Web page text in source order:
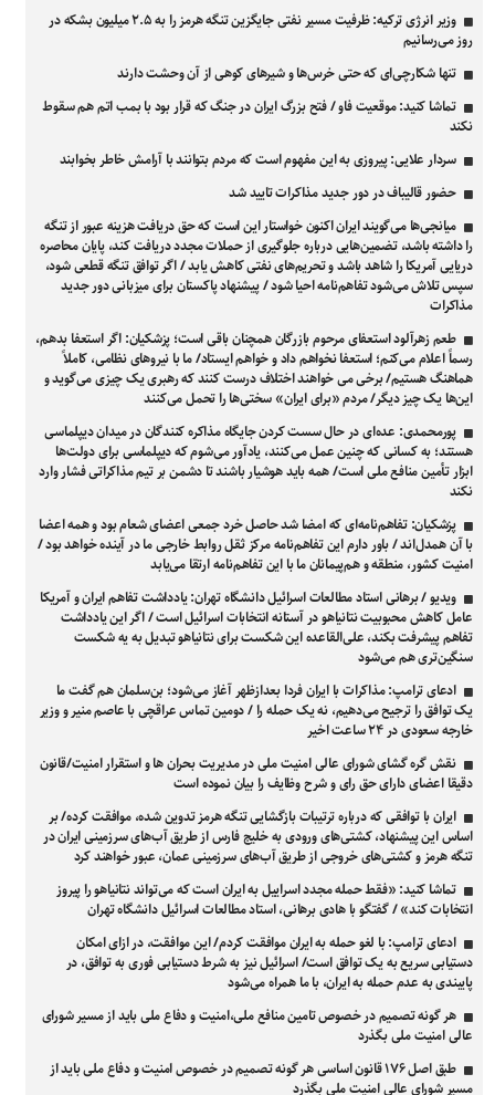
وزیر انرژی ترکیه: ظرفیت مسیر نفتی جایگزین تنگه هرمز را به ۲.۵ میلیون بشکه در
روز می‌رسانیم
تنها شکارچی‌ای که حتی خرس‌ها و شیرهای کوهی از آن وحشت دارند
تماشا کنید: موقعیت فاو / فتح بزرگ ایران در جنگ که قرار بود با بمب اتم هم سقوط
نکند
سردار علایی: پیروزی به این مفهوم است که مردم بتوانند با آرامش خاطر بخوابند
حضور قالیباف در دور جدید مذاکرات تایید شد
میانجی‌ها می‌گویند ایران اکنون خواستار این است که حق دریافت هزینه عبور از تنگه
را داشته باشد، تضمین‌هایی درباره جلوگیری از حملات مجدد دریافت کند، پایان محاصره
دریایی آمریکا را شاهد باشد و تحریم‌های نفتی کاهش یابد / اگر توافق تنگه قطعی شود،
سپس تلاش می‌شود تفاهم‌نامه احیا شود / پیشنهاد پاکستان برای میزبانی دور جدید
مذاکرات
طعم زهرآلود استعفای مرحوم بازرگان همچنان باقی است؛ پزشکیان: اگر استعفا بدهم،
رسماً اعلام می‌کنم؛ استعفا نخواهم داد و خواهم ایستاد/ ما با نیروهای نظامی، کاملاً
هماهنگ هستیم/ برخی می خواهند اختلاف درست کنند که رهبری یک چیزی می‌گوید و
این‌ها یک چیز دیگر/ مردم «برای ایران» سختی‌ها را تحمل می‌کنند
پورمحمدی: عده‌ای در حال سست کردن جایگاه مذاکره کنندگان در میدان دیپلماسی
هستند؛ به کسانی که چنین عمل می‌کنند، یادآور می‌شوم که دیپلماسی برای دولت‌ها
ابزار تأمین منافع ملی است/ همه باید هوشیار باشند تا دشمن بر تیم مذاکراتی فشار وارد
نکند
پزشکیان: تفاهم‌نامه‌ای که امضا شد حاصل خرد جمعی اعضای شعام بود و همه اعضا
با آن همدل‌اند / باور دارم این تفاهم‌نامه مرکز ثقل روابط خارجی ما در آینده خواهد بود /
امنیت کشور، منطقه و هم‌پیمانان ما با این تفاهم‌نامه ارتقا می‌یابد
ویدیو / برهانی استاد مطالعات اسرائیل دانشگاه تهران: یادداشت تفاهم ایران و آمریکا
عامل کاهش محبوبیت نتانیاهو در آستانه انتخابات اسرائیل است / اگر این یادداشت
تفاهم پیشرفت بکند، علی‌القاعده این شکست برای نتانیاهو تبدیل به یه شکست
سنگین‌تری هم می‌شود
ادعای ترامپ: مذاکرات با ایران فردا بعدازظهر آغاز می‌شود؛ بن‌سلمان هم گفت ما
یک توافق را ترجیح می‌دهیم، نه یک حمله را / دومین تماس عراقچی با عاصم منیر و وزیر
خارجه سعودی در ۲۴ ساعت اخیر
نقش گره گشای شورای عالی امنیت ملی در مدیریت بحران ها و استقرار امنیت/قانون
دقیقا اعضای دارای حق رای و شرح وظایف را بیان نموده است
ایران با توافقی که درباره ترتیبات بازگشایی تنگه هرمز تدوین شده، موافقت کرده/ بر
اساس این پیشنهاد، کشتی‌های ورودی به خلیج فارس از طریق آب‌های سرزمینی ایران در
تنگه هرمز و کشتی‌های خروجی از طریق آب‌های سرزمینی عمان، عبور خواهند کرد
تماشا کنید: «فقط حمله مجدد اسراییل به ایران است که می‌تواند نتانیاهو را پیروز
انتخابات کند» / گفتگو با هادی برهانی، استاد مطالعات اسرائیل دانشگاه تهران
ادعای ترامپ: با لغو حمله به ایران موافقت کردم/ این موافقت، در ازای امکان
دستیابی سریع به یک توافق است/ اسرائیل نیز به شرط دستیابی فوری به توافق، در
پایبندی به عدم حمله به ایران، با ما همراه می‌شود
هر گونه تصمیم در خصوص تامین منافع ملی،امنیت و دفاع ملی باید از مسیر شورای
عالی امنیت ملی بگذرد
طبق اصل ۱۷۶ قانون اساسی هر گونه تصمیم در خصوص امنیت و دفاع ملی باید از
مسیر شورای عالی امنیت ملی بگذرد